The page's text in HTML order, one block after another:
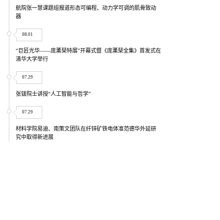
航院张一慧课题组报道形态可编程、动力学可调的肌骨致动
器
08.01
“巨匠光华——庞薰琹特展”开幕式暨《庞薰琹全集》首发式在
清华大学举行
07.29
张钹院士讲授“人工智能与哲学”
07.29
材料学院易迪、南策文团队在纤锌矿铁电体准范德华外延研
究中取得新进展